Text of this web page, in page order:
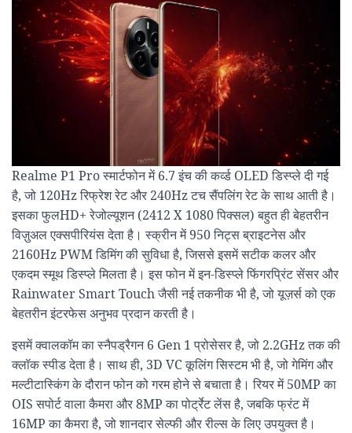
Realme P1 Pro स्मार्टफोन में 6.7 इंच की कर्व्ड OLED डिस्प्ले दी गई
है, जो 120Hz रिफ्रेश रेट और 240Hz टच सैंपलिंग रेट के साथ आती है।
इसका फुलHD+ रेजोल्यूशन (2412 X 1080 पिक्सल) बहुत ही बेहतरीन
विज़ुअल एक्सपीरियंस देता है। स्क्रीन में 950 निट्स ब्राइटनेस और
2160Hz PWM डिमिंग की सुविधा है, जिससे इसमें सटीक कलर और
एकदम स्मूथ डिस्प्ले मिलता है। इस फोन में इन-डिस्प्ले फिंगरप्रिंट सेंसर और
Rainwater Smart Touch जैसी नई तकनीक भी है, जो यूज़र्स को एक
बेहतरीन इंटरफेस अनुभव प्रदान करती है।
इसमें क्वालकॉम का स्नैपड्रैगन 6 Gen 1 प्रोसेसर है, जो 2.2GHz तक की
क्लॉक स्पीड देता है। साथ ही, 3D VC कूलिंग सिस्टम भी है, जो गेमिंग और
मल्टीटास्किंग के दौरान फोन को गरम होने से बचाता है। रियर में 50MP का
OIS सपोर्ट वाला कैमरा और 8MP का पोर्ट्रेट लेंस है, जबकि फ्रंट में
16MP का कैमरा है, जो शानदार सेल्फी और रील्स के लिए उपयुक्त है।